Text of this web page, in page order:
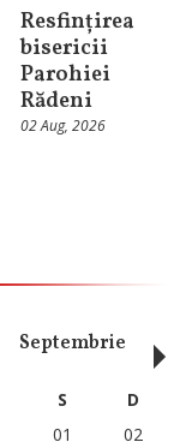
Resfințirea
bisericii
Parohiei
Rădeni
02 Aug, 2026
Septembrie
S
D
01
02